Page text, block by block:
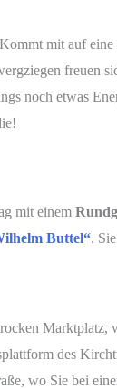
mit auf eine
freuen
noch etwas
mit einem
Buttel“.
Marktplatz,
des
wo Sie bei